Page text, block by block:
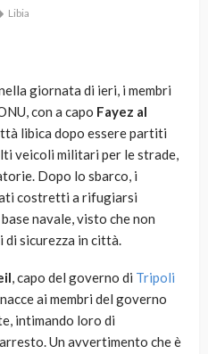
Libia
giornata di ieri, i membri
con a capo Fayez al
libica dopo essere partiti
veicoli militari per le strade,
Dopo lo sbarco, i
costretti a rifugiarsi
navale, visto che non
di sicurezza in città.
, capo del governo di Tripoli
ai membri del governo
intimando loro di
Un avvertimento che è